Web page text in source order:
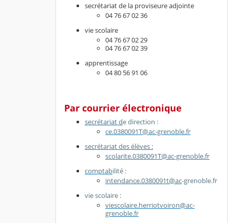
secrétariat de la proviseure adjointe
04 76 67 02 36
vie scolaire
04 76 67 02 29
04 76 67 02 39
apprentissage
04 80 56 91 06
Par courrier électronique
secrétariat de direction :
ce.0380091T@ac-grenoble.fr
secrétariat des élèves :
scolarite.0380091T@ac-grenoble.fr
comptabilité :
intendance.0380091t@ac-grenoble.fr
vie scolaire :
viescolaire.herriotvoiron@ac-
grenoble.fr